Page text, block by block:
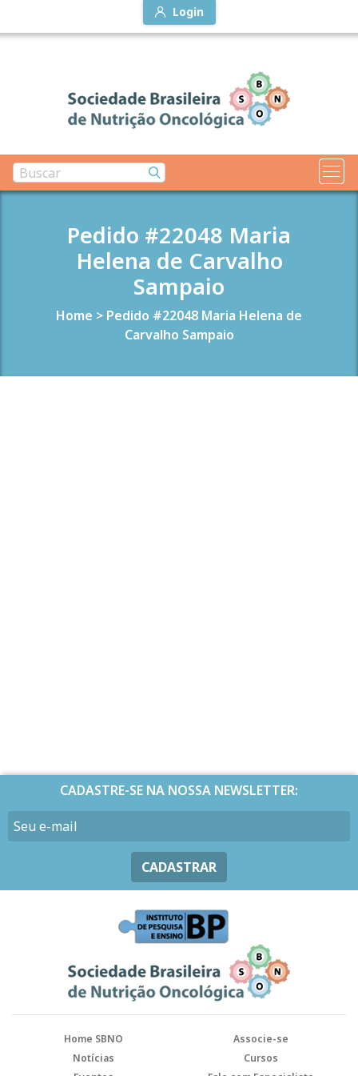
Login
Pedido #22048 Maria
Helena de Carvalho
Sampaio
Home > Pedido #22048 Maria Helena de
Carvalho Sampaio
CADASTRE-SE NA NOSSA NEWSLETTER:
CADASTRAR
Home SBNO
Associe-se
Notícias
Cursos